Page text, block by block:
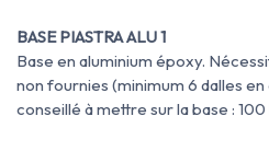
BASE PIASTRA ALU 1
Base en aluminium époxy.
non fournies (minimum 6 dalles
conseillé à mettre sur la base : 100